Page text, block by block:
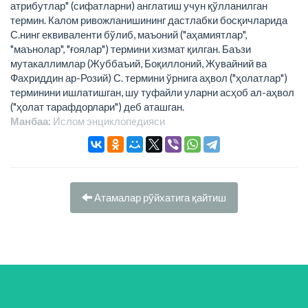
атрибутлар" (сифатларни) англатиш учун қўлланилган
термин. Калом ривожланишининг дастлабки босқичларида
С.нинг еквиваленти бўлиб, маъоний ("аҳамиятлар",
"маънолар", "ғоялар") термини хизмат қилган. Баъзи
мутакаллимлар (Жуббаъий, Боқиллоний, Жувайний ва
Фахриддин ар-Розий) С. термини ўрнига аҳвол ("ҳолатлар")
терминини ишлатишган, шу туфайли уларни асҳоб ал-аҳвол
("ҳолат тарафдорлари") деб аташган.
Манбаа: Ислом энциклопeдияси
Атамалар рўйхатига қайтиш